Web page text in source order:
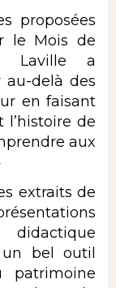
proposées
le Mois de
Laville a
au-delà des
en faisant
l’histoire de
aux
extraits de
bel outil
patrimoine